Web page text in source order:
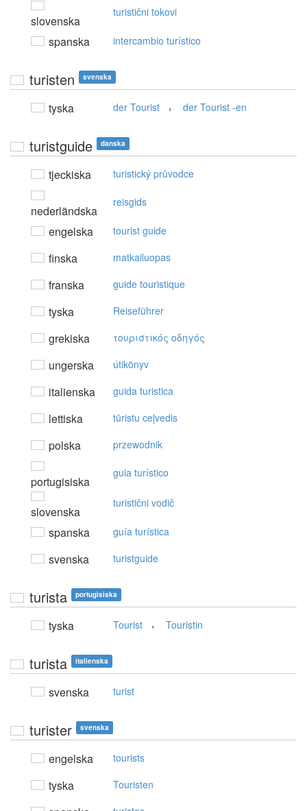
slovenska
turistični tokovi
spanska intercambio turístico
turisten svenska
tyska der Tourist , der Tourist -en
turistguide danska
tjeckiska turistický průvodce
nederländska
reisgids
engelska tourist guide
finska matkailuopas
franska guide touristique
tyska Reiseführer
grekiska τoυριστικός oδηγός
ungerska útikönyv
italienska guida turistica
lettiska tūristu ceļvedis
polska przewodnik
portugisiska
guia turístico
slovenska
turistični vodič
spanska guía turística
svenska turistguide
turista portugisiska
tyska Tourist , Touristin
turista italienska
svenska turist
turister svenska
engelska tourists
tyska Touristen